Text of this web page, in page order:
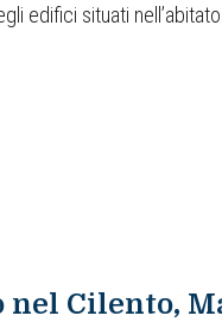
edifici situati nell’abitato.
nel Cilento,